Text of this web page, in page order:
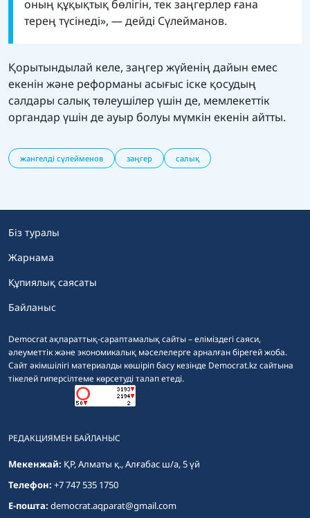
оның құқықтық бөлігін, тек заңгерлер ғана
терең түсінеді», — дейді Сүлейманов.
Қорытындылай келе, заңгер жүйенің дайын емес
екенін және реформаны асығыс іске қосудың
салдары салық төлеушілер үшін де, мемлекеттік
органдар үшін де ауыр болуы мүмкін екенін айтты.
жангелді сүлейменов заңгер салық
Democrat ақпараттық-сараптамалық сайты – еліміздегі саяси,
әлеуметтік және экономикалық мәселелерге арналған бірегей жоба.
Сайт әкімшілігі материалды көшіріп басу кезінде Democrat.kz сайтына
тікелей гиперсілтеме көрсетуді талап етеді.
Біз туралы
Жарнама
Құпиялық саясаты
Байланыс
РЕДАКЦИЯМЕН БАЙЛАНЫС
Мекенжай: ҚР, Алматы қ., Алғабас ш/а, 5 үй
Телефон: +7 747 535 1750
E-пошта: democrat.aqparat@gmail.com